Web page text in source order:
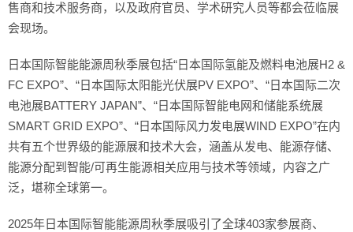
售商和技术服务商，以及政府官员、学术研究人员等都会莅临展
会现场。
日本国际智能能源周秋季展包括“日本国际氢能及燃料电池展H2 &
FC EXPO”、“日本国际太阳能光伏展PV EXPO”、“日本国际二次
电池展BATTERY JAPAN”、“日本国际智能电网和储能系统展
SMART GRID EXPO”、“日本国际风力发电展WIND EXPO”在内
共有五个世界级的能源展和技术大会，涵盖从发电、能源存储、
能源分配到智能/可再生能源相关应用与技术等领域，内容之广
泛，堪称全球第一。
2025年日本国际智能能源周秋季展吸引了全球403家参展商、